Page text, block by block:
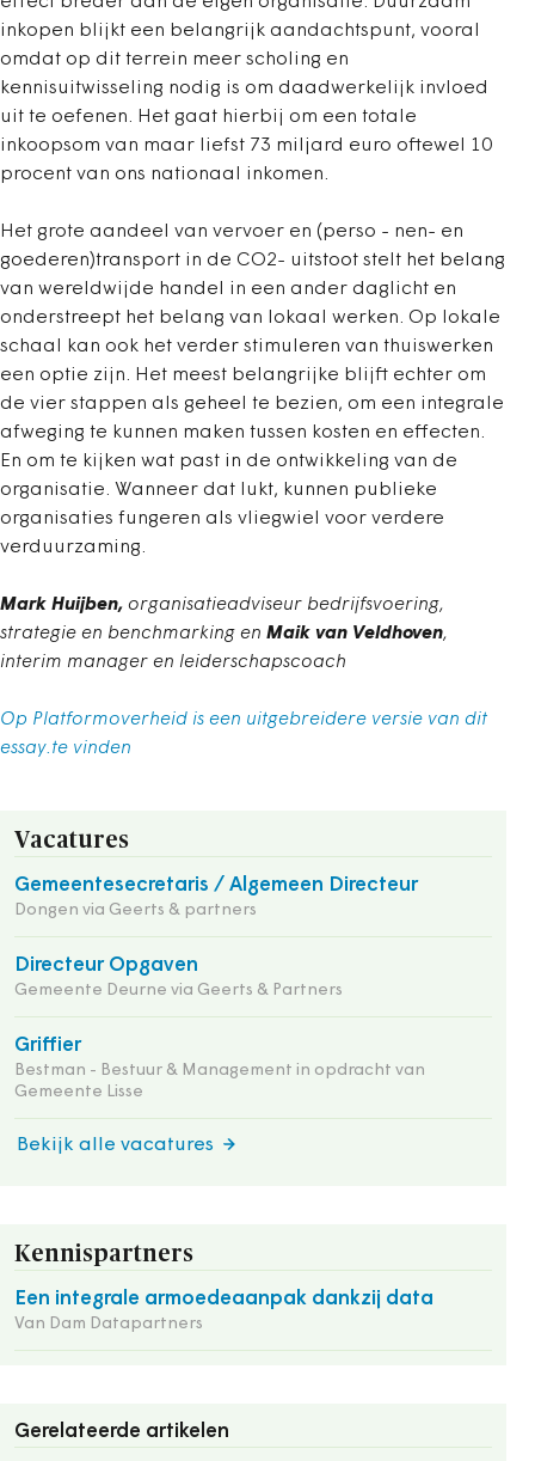
inkopen blijkt een belangrijk aandachtspunt, vooral
omdat op dit terrein meer scholing en
kennisuitwisseling nodig is om daadwerkelijk invloed
uit te oefenen. Het gaat hierbij om een totale
inkoopsom van maar liefst 73 miljard euro oftewel 10
procent van ons nationaal inkomen.
Het grote aandeel van vervoer en (perso - nen- en
goederen)transport in de CO2- uitstoot stelt het belang
van wereldwijde handel in een ander daglicht en
onderstreept het belang van lokaal werken. Op lokale
schaal kan ook het verder stimuleren van thuiswerken
een optie zijn. Het meest belangrijke blijft echter om
de vier stappen als geheel te bezien, om een integrale
afweging te kunnen maken tussen kosten en effecten.
En om te kijken wat past in de ontwikkeling van de
organisatie. Wanneer dat lukt, kunnen publieke
organisaties fungeren als vliegwiel voor verdere
verduurzaming.
Mark Huijben, organisatieadviseur bedrijfsvoering,
strategie en benchmarking en Maik van Veldhoven,
interim manager en leiderschapscoach
Op Platformoverheid is een uitgebreidere versie van dit
essay.te vinden
Vacatures
Gemeentesecretaris / Algemeen Directeur
Dongen via Geerts & partners
Directeur Opgaven
Gemeente Deurne via Geerts & Partners
Griffier
Bestman - Bestuur & Management in opdracht van
Gemeente Lisse
Bekijk alle vacatures
Kennispartners
Een integrale armoedeaanpak dankzij data
Van Dam Datapartners
Gerelateerde artikelen